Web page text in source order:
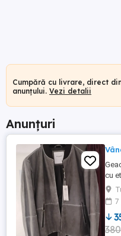
Cumpără cu livrare, direct
anunțului. Vezi detalii
Anunțuri
cu
cm.
7